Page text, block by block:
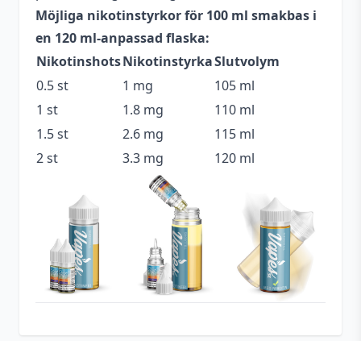
Möjliga nikotinstyrkor för 100 ml smakbas i
en 120 ml-anpassad flaska:
NikotinshotsNikotinstyrkaSlutvolym
0.5 st
1 mg
105 ml
1 st
1.8 mg
110 ml
1.5 st
2.6 mg
115 ml
2 st
3.3 mg 120 ml
Flaskstorlek
120 ml
Innehåller
cooling
Nej
Serie Yaeliq
Smakprofil
Grädde
Mjölk
Tillverkare
Yaeliq
Tillverkningsland
Israel
Typ
Shortfill
Utrymme för
20 ml (2 st)